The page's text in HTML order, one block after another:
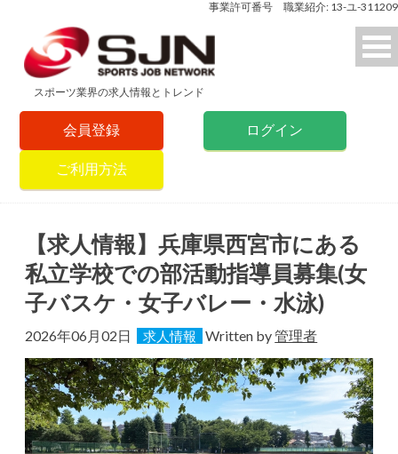
事業許可番号 職業紹介: 13-ユ-311209
スポーツ業界の求人情報とトレンド
会員登録 ログイン
ご利用方法
【求人情報】兵庫県⻄宮市にある
私立学校での部活動指導員募集(女
子バスケ・女子バレー・水泳)
2026年06月02日 求人情報 Written by管理者